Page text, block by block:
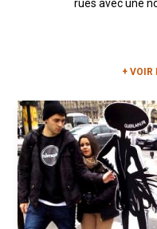
rues avec une
+ VOIR